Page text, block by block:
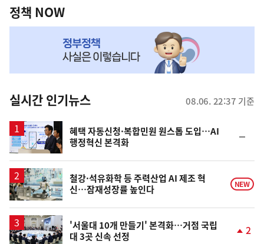
책
NOW,
뉴
스
정책 NOW
실시간 인기뉴스 08.06. 22:37 기준
혜택 자동신청·복합민원 원스톱 도입…AI
행정혁신 본격화
일
철강·석유화학 등 주력산업 AI 제조 혁
신…잠재성장률 높인다
NEW
'서울대 10개 만들기' 본격화…거점 국립
대 3곳 신속 선정
2